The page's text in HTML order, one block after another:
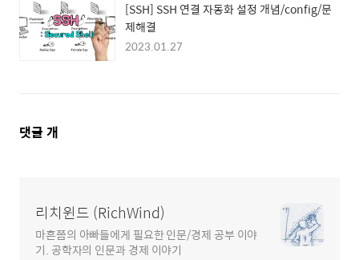
[SSH] SSH 연결 자동화 설정 개념/config/문
제해결
2023.01.27
댓
댓글 개
리치윈드 (RichWind)
마흔쯤의 아빠들에게 필요한 인문/경제 공부 이야
기. 공학자의 인문과 경제 이야기